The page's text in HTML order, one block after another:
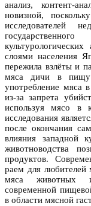
анализ, контент-
новизной,
исследователей
слоями населения
пережила взлёты и
мяса дичи в
употребление мяса
из-за запрета
используя мясо в
исследования
после окончания
влияния западной
животноводства
продуктов.
раем для любителей
мяса животных
современной
в области мясной